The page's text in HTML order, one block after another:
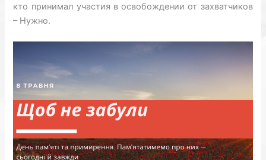
кто принимал участия в освобождении от захватчиков
– Нужно.